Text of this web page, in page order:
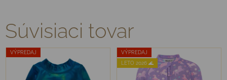
Súvisiaci tovar
VÝPREDAJ
VÝPREDAJ
LETO 2026 🌊